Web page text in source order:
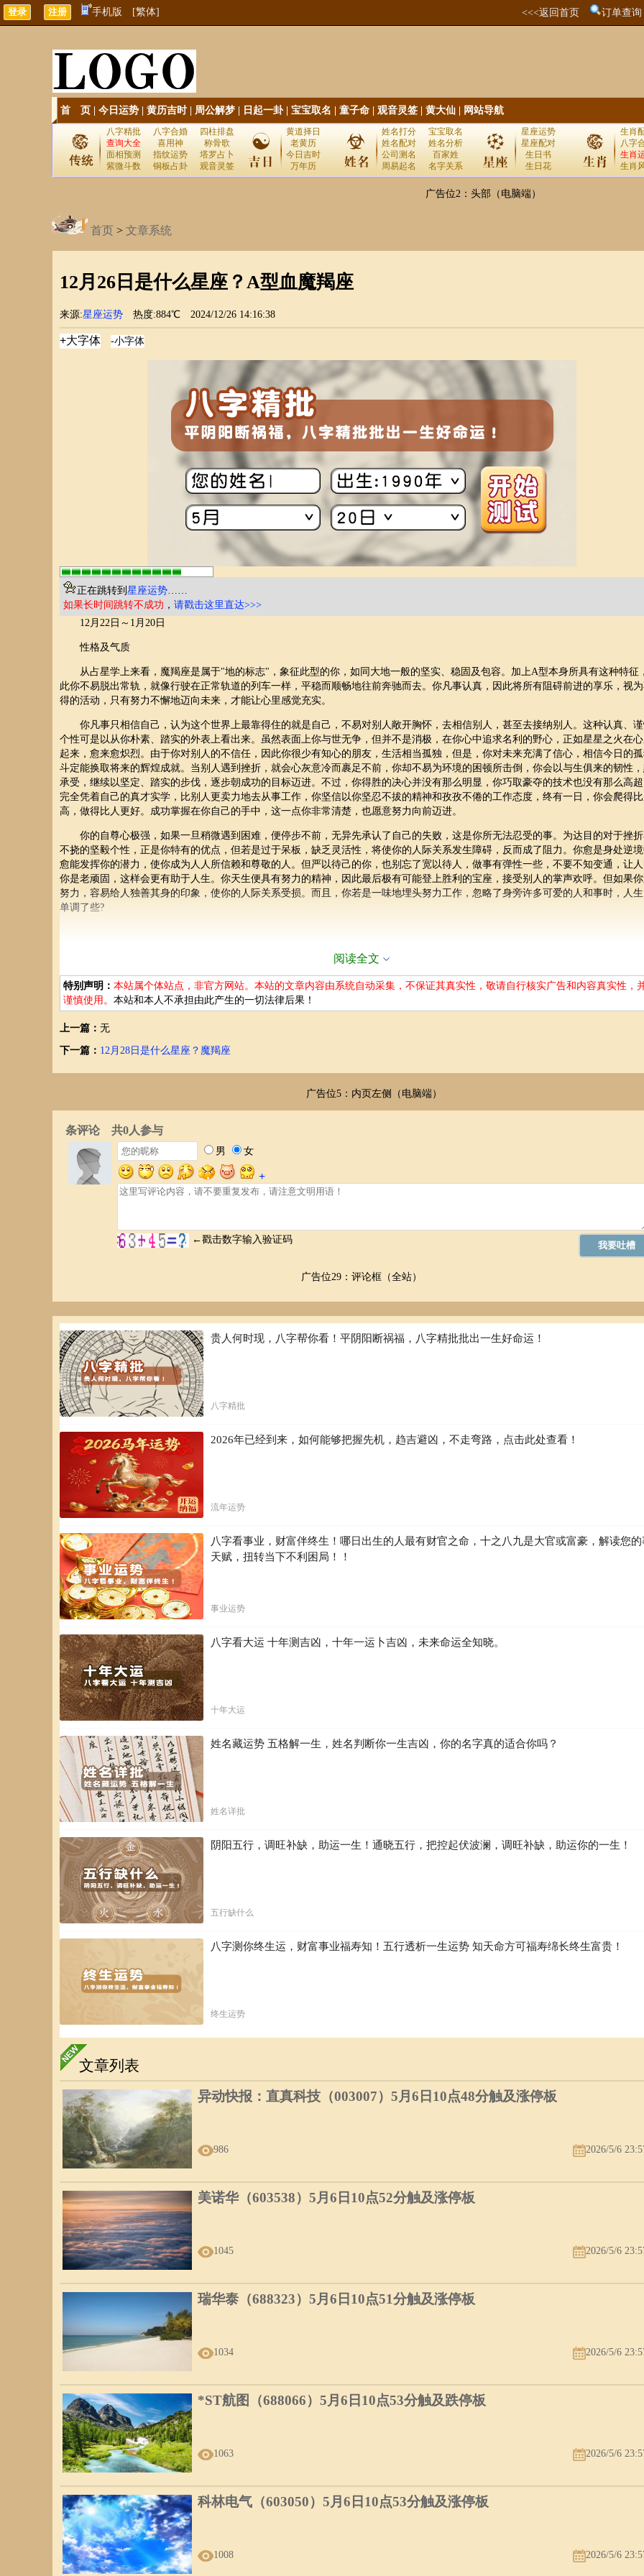
手机版 [繁体] <<<返回首页 订单查询
首 页 今日运势 黄历吉时| 周公解梦 日起一卦| 宝宝取名 童子命 观音灵签 黄大仙 网站导航
八字精批 八字合婚
四柱排盘
查询大全
喜用神
称骨歌
面相预测
指纹运势
塔罗占卜
紫微斗数
铜板占卦 观音灵签
黄道择日
老黄历
今日吉时
万年历
姓名打分
宝宝取名
姓名配对
姓名分析
公司测名
百家姓
周易起名
名字关系
星座运势
星座配对
生日书
生日花
生肖
八字
生肖
生肖
广告位2：头部（电脑端）
首页 > 文章系统
12月26日是什么星座？A型血魔羯座
来源:星座运势 热度:884℃ 2024/12/26 14:16:38
正在跳转到 星座运势
如果长时间跳转不成功 ， 请戳击这里直达>>>
12月22日～1月20日
性格及气质
从占星学上来看，魔羯座是属于"地的标志"，象征此型的你，如同大地一般的坚实、稳固及包容。加上A型本身所具有这种特征
此你不易脱出常轨，就像行驶在正常轨道的列车一样，平稳而顺畅地往前奔驰而去。你凡事认真，因此将所有阻碍前进的享乐，视
得的活动，只有努力不懈地迈向未来，才能让心里感觉充实。
你凡事只相信自己，认为这个世界上最靠得住的就是自己，不易对别人敞开胸怀，去相信别人，甚至去接纳别人。这种认真、
个性可是以从你朴素、踏实的外表上看出来。虽然表面上你与世无争，但并不是消极，在你心中追求名利的野心，正如星星之火在
起来，愈来愈炽烈。由于你对别人的不信任，因此你很少有知心的朋友，生活相当孤独，但是，你对未来充满了信心，相信今日的
斗定能换取将来的辉煌成就。当别人遇到挫折，就会心灰意冷而裹足不前，你却不易为环境的困顿所击倒，你会以与生俱来的韧性
承受，继续以坚定、踏实的步伐，逐步朝成功的目标迈进。不过，你得胜的决心并没有那么明显，你巧取豪夺的技术也没有那么高
完全凭着自己的真才实学，比别人更卖力地去从事工作，你坚信以你坚忍不拔的精神和孜孜不倦的工作态度，终有一日，你会爬得比
高，做得比人更好。成功掌握在你自己的手中，这一点你非常清楚，也愿意努力向前迈进。
你的自尊心极强，如果一旦稍微遇到困难，便停步不前，无异先承认了自己的失败，这是你所无法忍受的事。为达目的对于挫
不挠的坚毅个性，正是你特有的优点，但若是过于呆板，缺乏灵活性，将使你的人际关系发生障碍，反而成了阻力。你愈是身处逆境
愈能发挥你的潜力，使你成为人人所信赖和尊敬的人。但严以待己的你，也别忘了宽以待人，做事有弹性一些，不要不知变通，让
你是老顽固，这样会更有助于人生。你天生便具有努力的精神，因此最后极有可能登上胜利的宝座，接受别人的掌声欢呼。但如果
努力，容易给人独善其身的印象，使你的人际关系受损。而且，你若是一味地埋头努力工作，忽略了身旁许多可爱的人和事时，人
单调了些?
忠告：拥有调剂人生的兴趣及嗜好，会使你的生活更加充实。
爱与性的倾向
你的爱情，如同在黑暗中悄悄绽放的山野小花，没有华丽娇艳的色彩，也没有浓郁的香气，因此很少会有人采摘回家，但你没有
取消极的排斥，因此，你的恋情多半迟迟地开花结果，即使你很喜欢对方，你也不会直接表达，只是默默地注视，直到有一天被对方
觉，才会向他倾吐你的爱慕之意。如此富于诗意的恋情，绝不同于瞬间燃烧的爱情，也不像一对花蝴蝶一样，穿梭于花丛中，以汲取
爱对方也不会投入感情。你在恋爱上的最大缺点是不擅于表达，加上过强的自制心理，往往不易出现美好的结果。如果能放松心情，
在你获得心上爱人之后你步入结婚礼堂，并将以往积藏的感情全部倾泻而出以无限的深情来对待自己的伴侣。这种爱意愈来愈为
烈，绝不会随着岁月的消逝而淡薄。一旦结婚后，以前的顾虑就可以抛开，被压抑的欲望也可获得纾解，你充分享受到性爱的快乐及
足。你原本视性为禁忌，极力压抑，但跟真心相爱的人结合之后，以前任何的束缚都解除了。在性生活方面，你的体验较晚，因为你
上虽然和对方已紧密地结合在一起，但要发生性关系，则需一段颇长的时间。并非你缺乏性欲，而是你的保守观念及强烈的抑制心，
不敢纵情而为，因一时的性行动而与对方发生关系。
婚姻及家庭
A型魔羯座的你，无论做什么事情都非常谨慎，因此你的恋爱过程极为漫长，多半进入三十岁之后才结婚，是典型的晚婚型。你
姻的慎重，可从你计划之心详尽，费时之久远，看出端倪。你不会以爱情为结婚的先决条件，对方如果无法符合你现实生活的种种条
说是择偶的条件，你的婚姻是不追求罗曼蒂克的现实主义者。男性尤其想娶到一位掌管家务、维持家庭和谐的贤妻良母。因此，你
眼光很少发生偏差，离婚的情形也很少出现。在婚前你或许给对方难以沟通的印象，但一旦组成家庭之后，就会努力做个诚实、负
伴侣，非常顾家，任劳任怨，绝无微词。你对孩子也极为疼爱，只要家人快乐，你也就觉得安慰了。
为人妻子的你，应留意自己的装扮及家庭的气氛，把自己的家里装饰得较为柔和、舒适，使辛苦工作一天回到家中的先生，能在
尔撒娇的女性温柔中，得以慰藉。作为丈夫的你由于过于严肃，往往给子女带来拘束感，使孩子不敢跟你亲近，家庭的气氛也因此十
闷。其实，家庭应是全家人休息的场所，最好能充满自由舒畅的气氛。否则，有谁愿意呆在如牢笼般的家中呢？但因你生活呆板，不
达，所以有时必须多对家人说些温柔体贴的话，改变家中的气氛。对你婚姻的评价会随着年龄而增高，亦即年龄愈大，愈能表现出你
点，是老当益壮，老而弥坚。而年高也不影响你们夫妻的生活，反而愈到晚年，愈懂得享受生活的情趣。
忠告：如果晚婚也不必焦急，或被周围人的意见所左右，最重要的是坚持自己的原则。
事业及成功
不断努力向上的你，工作能力极为杰出，无论是实务方面的工作，或是艺术方面的工作都能有优异表现。但这种成绩并不是来自
赋，而是你自己勤奋不懈，流血流汗的所换取的。你适合选择如数学家、化学家、教师、药剂师等职业。你所从事的工作都需要活用
脑，而且必须具备高超的智慧及不屈不挠的精神。此外，当宗教家、律师、插花教师、音乐家也颇能称职。
反过来说，不适合你从事的职业有外交官、设计师或与大从传播有关的工作。这些职业都需经常交际应酬，跟你的个性不符，且
为虚华不实的环境所影响，故宜避免。总之，如果能专心一意致力于工作，就能有卓越的表现，这也是获得成功的关键。
忠告：年轻时的成就虽然有限，但只要贯彻始终地坚持自己所选择的事业，将来必有辉煌的成就。
金钱及财运
加上自己勤于储蓄，在守财方面绝没问题。你与生俱来对金钱的感觉便很灵敏，一旦获得钱财，绝不会轻易付出。这种涓滴成河的积
式，就如滚雪球一样，确实为你累积了财富，不知不觉间可能你就成为一位大财主了。你不喜欢以不正当的手段来赚取巨额财富，同
你从事赌博及投机事业的运气也不佳，只要你不涉足其间，维持一个小康的生活应不成问题。有时，你会想增加一些收入，而投资其
业，但通常都会丧失一些财运，甚至连老本都亏损掉，因此，你还是安安分分地在你的本业上尽全力发挥，财运自然会随之而来。
你属于大器晚成的类型，所以年轻时或许为金钱愁苦，但三十岁之后，尤其是过了中年，你的财运会一直上升。虽不致一举致富
忠告：对金钱应适当活用，不宜过于吝啬，以免引起反感。
阅读全文
特别声明： 本站属个体站点，非官方网站。本站的文章内容由系统自动采集，不保证其真实性，敬请自行核实广告和内容真实性，
谨慎使用。 本站和本人不承担由此产生的一切法律后果！
上一篇： 无
下一篇： 12月28日是什么星座？魔羯座
广告位5：内页左侧（电脑端）
广告位29：评论框（全站）
贵人何时现，八字帮你看！平阴阳断祸福，八字精批批出一生好命运！
八字精批
2026年已经到来，如何能够把握先机，趋吉避凶，不走弯路，点击此处查看！
流年运势
八字看事业，财富伴终生！哪日出生的人最有财官之命，十之八九是大官或富豪，解读您的
天赋，扭转当下不利困局！！
事业运势
八字看大运 十年测吉凶，十年一运卜吉凶，未来命运全知晓。
十年大运
姓名藏运势 五格解一生，姓名判断你一生吉凶，你的名字真的适合你吗？
姓名详批
阴阳五行，调旺补缺，助运一生！通晓五行，把控起伏波澜，调旺补缺，助运你的一生！
五行缺什么
八字测你终生运，财富事业福寿知！五行透析一生运势 知天命方可福寿绵长终生富贵！
终生运势
文章列表
异动快报：直真科技（003007）5月6日10点48分触及涨停板
986 2026/5/6
美诺华（603538）5月6日10点52分触及涨停板
1045 2026/5/6
瑞华泰（688323）5月6日10点51分触及涨停板
1034 2026/5/6
*ST航图（688066）5月6日10点53分触及跌停板
1063 2026/5/6
科林电气（603050）5月6日10点53分触及涨停板
1008 2026/5/6